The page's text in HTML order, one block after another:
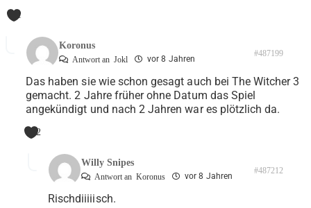
1
Koronus
Antwort an Jokl vor 8 Jahren
#487199
Das haben sie wie schon gesagt auch bei The Witcher 3
gemacht. 2 Jahre früher ohne Datum das Spiel
angekündigt und nach 2 Jahren war es plötzlich da.
2
Willy Snipes
Antwort an Koronus vor 8 Jahren
#487212
Rischdiiiiisch.